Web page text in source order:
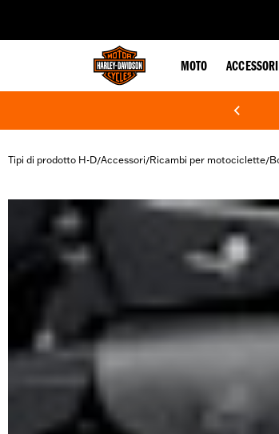
MOTO ACCESSORI
Tipi di prodotto H-D/Accessori/Ricambi per motociclette/